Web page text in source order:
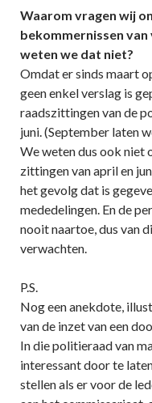
Waarom vragen wij
bekommernissen
weten we dat niet?
Omdat er sinds maart
geen enkel verslag is
raadszittingen van de
juni. (September laten
We weten dus ook niet
zittingen van april en
het gevolg dat is
mededelingen. En de
nooit naartoe, dus van
verwachten.
P.S.
Nog een anekdote,
van de inzet van een
In die politieraad van
interessant door te
stellen als er voor de